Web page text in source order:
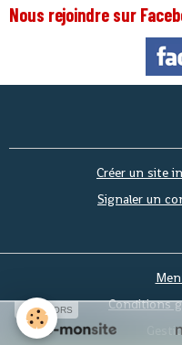
Nous rejoindre sur
Créer un site
Signaler un
Conditions
SPONSORS